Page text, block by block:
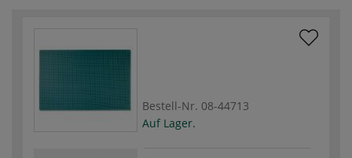
Bestell-Nr. 08-44713
Auf Lager.